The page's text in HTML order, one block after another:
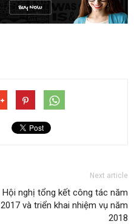
Next article
Hội nghị tổng kết công tác năm
2017 và triển khai nhiệm vụ năm
2018